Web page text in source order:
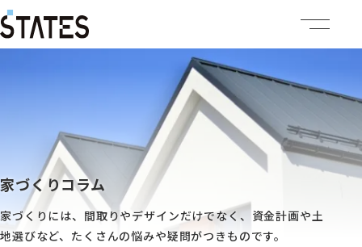
イベント情報
施工事例
家づくりコラム
家づくりには、間取りやデザインだけでなく、資金計画や土
地選びなど、たくさんの悩みや疑問がつきものです。